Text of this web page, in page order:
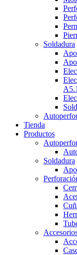
Soldadura
Tienda
Productos
Soldadura